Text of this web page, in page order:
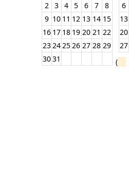
2 3 4 5 6 7
8
9 10 11 12 13 14 15
16 17 18 19 20 21 22
23242526 27 28 29
3031
6
13
20
27
(